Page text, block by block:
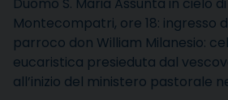
Montecompatri, ore 18: ingresso
parroco don William Milanesio:
eucaristica presieduta dal
all’inizio del ministero pastorale